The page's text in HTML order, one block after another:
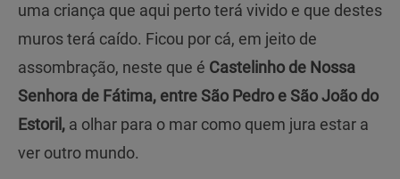
uma criança que aqui perto terá vivido e que destes
muros terá caído. Ficou por cá, em jeito de
assombração, neste que é Castelinho de Nossa
Senhora de Fátima, entre São Pedro e São João do
Estoril, a olhar para o mar como quem jura estar a
ver outro mundo.